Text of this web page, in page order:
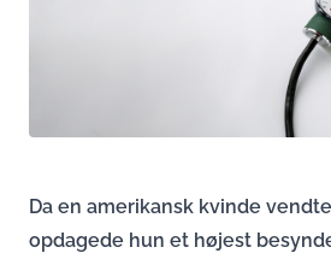
Da en amerikansk kvinde
opdagede hun et højest